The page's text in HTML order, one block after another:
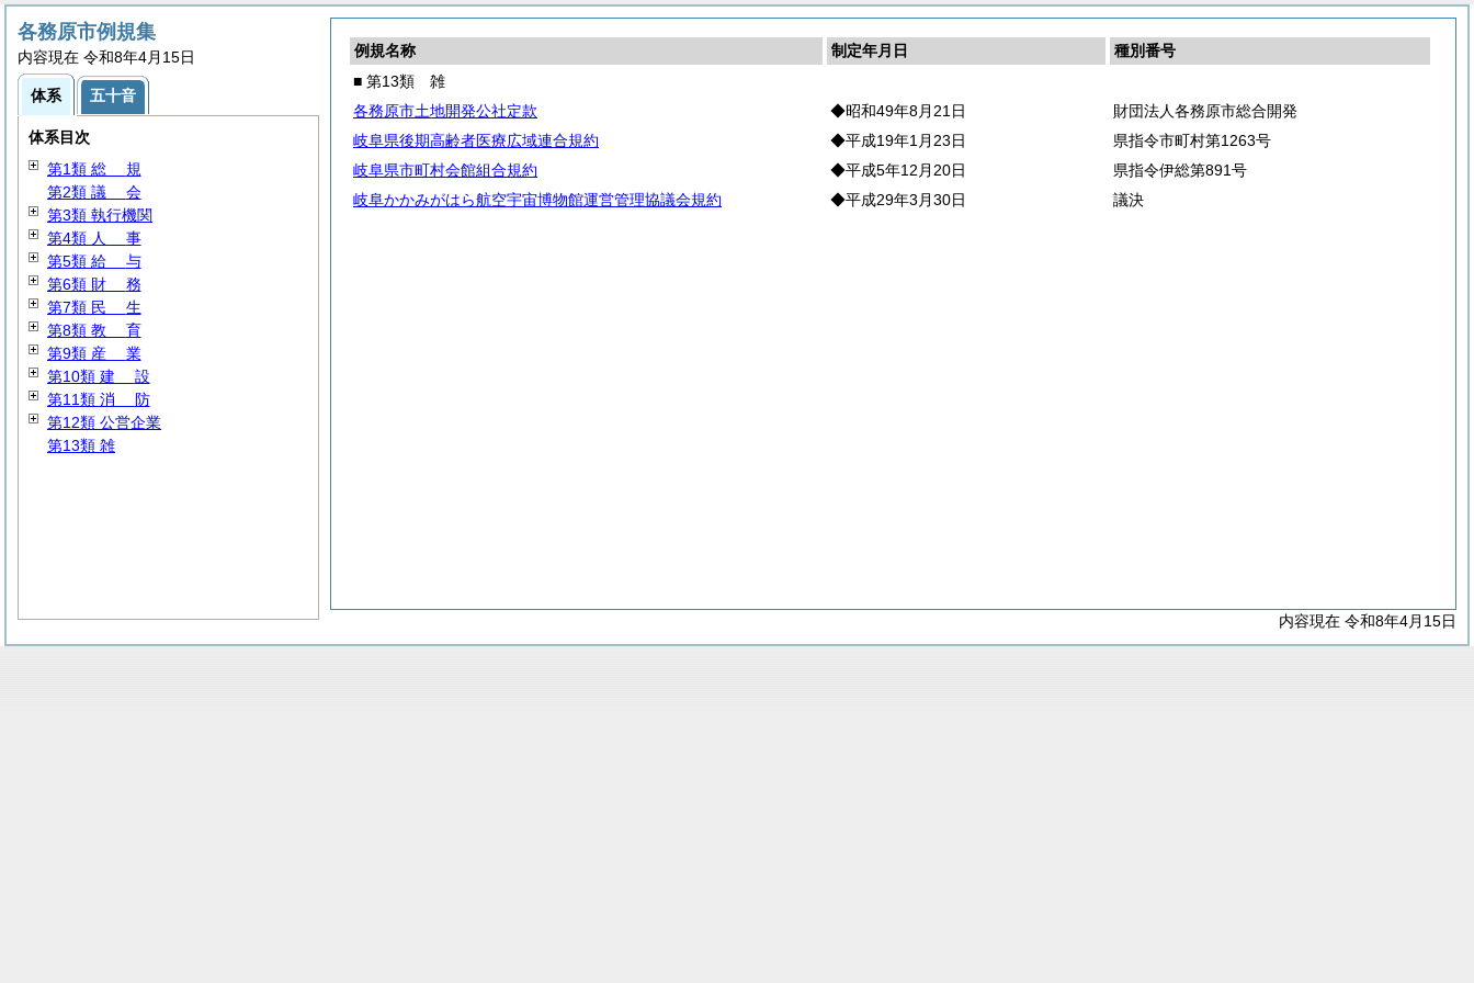
例規名称 制定年月日
種別番号
■ 第13類 雑
各務原市土地開発公社定款
◆昭和49年8月21日
財団法人各務原市総合開発
岐阜県後期高齢者医療広域連合規約
◆平成19年1月23日
県指令市町村第1263号
岐阜県市町村会館組合規約
◆平成5年12月20日
県指令伊総第891号
岐阜かかみがはら航空宇宙博物館運営管理協議会規約
◆平成29年3月30日 議決
内容現在 令和8年4月15日
各務原市例規集
内容現在 令和8年4月15日
体系 五十音
体系目次
第1類 総 規
第2類 議 会
第3類 執行機関
第4類 人 事
第5類 給 与
第6類 財 務
第7類 民 生
第8類 教 育
第9類 産 業
第10類 建 設
第11類 消 防
第12類 公営企業
第13類 雑